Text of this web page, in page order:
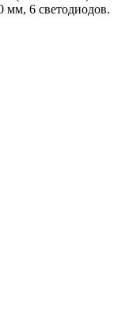
мм, 6 светодиодов.